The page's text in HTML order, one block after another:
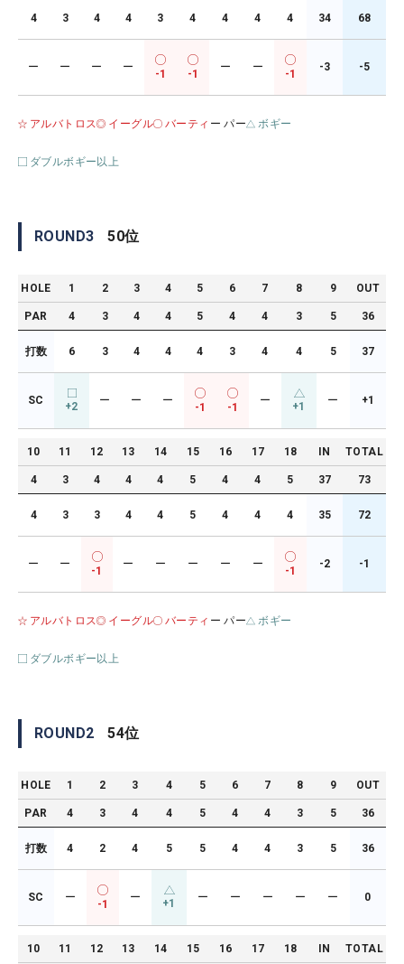
4 3 4 4 3 4 4 4 4 34 68
ー ー ー ー
-1 -1
ー ー
-1
-3 -5
アルバトロス イーグル バーティ ー パー ボギー
ダブルボギー以上
ROUND3 50位
HOLE 1 2 3 4 5 6 7 8 9 OUT
PAR 4 3 4 4 5 4 4 3 5 36
打数 6 3 4 4 4 3 4 4 5 37
SC +2 ー ー ー
-1 -1
ー +1 ー +1
10 11 12 13 14 15 16 17 18 IN TOTAL
4 3 4 4 4 5 4 4 5 37 73
4 3 3 4 4 5 4 4 4 35 72
ー ー
-1
ー ー ー ー ー
-1
-2 -1
アルバトロス イーグル バーティ ー パー ボギー
ダブルボギー以上
ROUND2 54位
HOLE 1 2 3 4 5 6 7 8 9 OUT
PAR 4 3 4 4 5 4 4 3 5 36
打数 4 2 4 5 5 4 4 3 5 36
SC ー
-1
ー +1 ー ー ー ー ー 0
10 11 12 13 14 15 16 17 18 IN TOTAL